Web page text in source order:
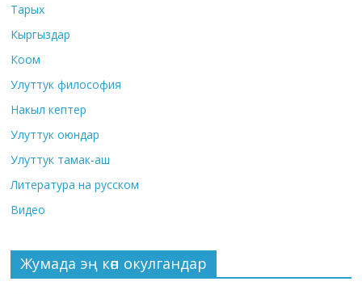
Тарых
Кыргыздар
Коом
Улуттук философия
Накыл кептер
Улуттук оюндар
Улуттук тамак-аш
Литература на русском
Видео
Жумада эң көп окулгандар